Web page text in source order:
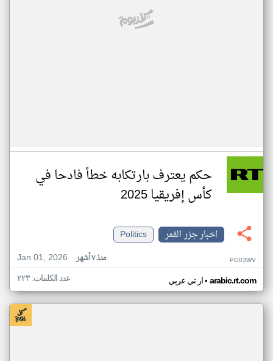
حكم يعترف بارتكابه خطأ فادحا في
كأس إفريقيا 2025
اخبار جزر القمر
Politics
Jan 01, 2026
منذ ٧ أشهر PG03WV
ار تي عربي• arabic.rt.com عدد الكلمات: ٢٢٣